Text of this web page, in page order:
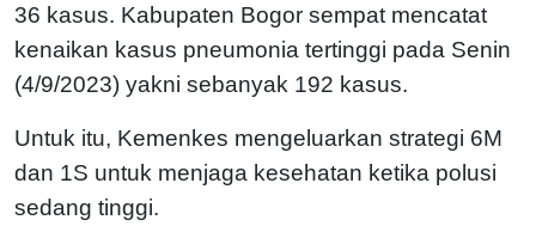
36 kasus. Kabupaten Bogor sempat mencatat
kenaikan kasus pneumonia tertinggi pada Senin
(4/9/2023) yakni sebanyak 192 kasus.
Untuk itu, Kemenkes mengeluarkan strategi 6M
dan 1S untuk menjaga kesehatan ketika polusi
sedang tinggi.